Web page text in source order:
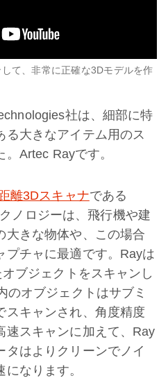
て、非常に正確な3Dモデルを作
社は、細部に特
る大きなアイテム用のス
Artec Rayです。
離3Dスキャナである
ノロジーは、飛行機や建
大きな物体や、この場合
プチャに最適です。Rayは
ブジェクトをスキャンし
のオブジェクトはサブミ
スキャンされ、角度精度
速スキャンに加えて、Ray
タはよりクリーンでノイ
なります。